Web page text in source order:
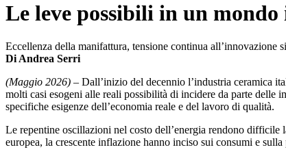
Le leve possibili in un mondo
Eccellenza della manifattura, tensione continua all’innovazione
Di Andrea Serri
(Maggio 2026) – Dall’inizio del decennio l’industria ceramica
molti casi esogeni alle reali possibilità di incidere da parte delle
specifiche esigenze dell’economia reale e del lavoro di qualità.
Le repentine oscillazioni nel costo dell’energia rendono
europea, la crescente inflazione hanno inciso sui consumi e